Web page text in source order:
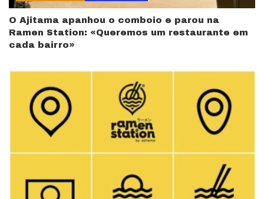
O Ajitama apanhou o comboio e parou na
Ramen Station: «Queremos um restaurante em
cada bairro»